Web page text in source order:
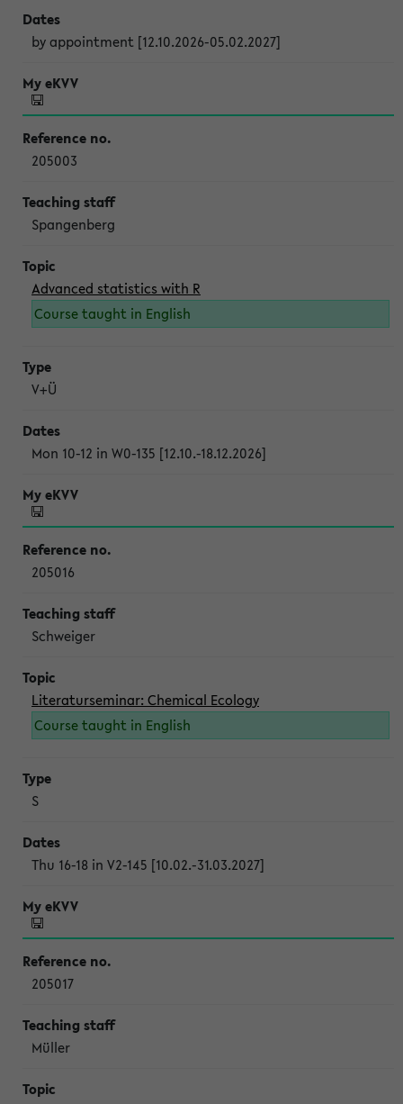
by appointment [12.10.2026-05.02.2027]
205003
Spangenberg
Advanced statistics with R
Course taught in English
V+Ü
Mon 10-12 in W0-135 [12.10.-18.12.2026]
205016
Schweiger
Literaturseminar: Chemical Ecology
Course taught in English
S
Thu 16-18 in V2-145 [10.02.-31.03.2027]
205017
Müller